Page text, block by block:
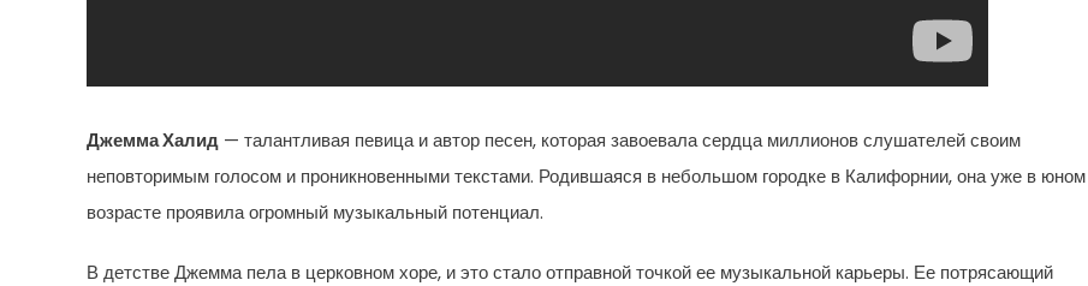
Джемма Халид — талантливая певица и автор песен, которая завоевала сердца миллионов слушателей своим
неповторимым голосом и проникновенными текстами. Родившаяся в небольшом городке в Калифорнии, она уже в юном
возрасте проявила огромный музыкальный потенциал.
В детстве Джемма пела в церковном хоре, и это стало отправной точкой ее музыкальной карьеры. Ее потрясающий